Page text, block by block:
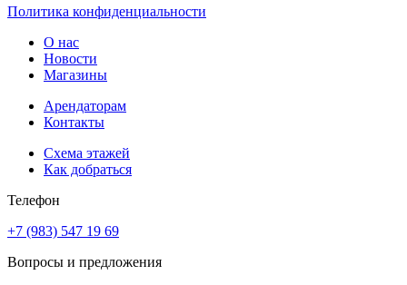
Политика конфиденциальности
О нас
Новости
Магазины
Арендаторам
Контакты
Схема этажей
Как добраться
Телефон
+7 (983) 547 19 69
Вопросы и предложения